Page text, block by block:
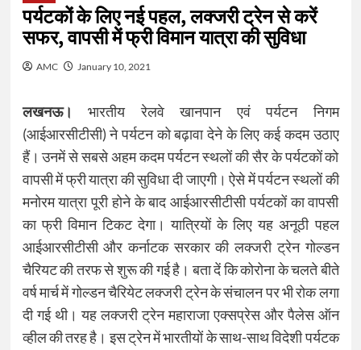
पर्यटकों के लिए नई पहल, लक्जरी ट्रेन से करें
सफर, वापसी में फ्री विमान यात्रा की सुविधा
AMC January 10, 2021
लखनऊ।
भारतीय रेलवे खानपान एवं पर्यटन निगम
(आईआरसीटीसी) ने पर्यटन को बढ़ावा देने के लिए कई कदम उठाए
हैं। उनमें से सबसे अहम कदम पर्यटन स्थलों की सैर के पर्यटकों को
वापसी में फ्री यात्रा की सुविधा दी जाएगी। ऐसे में पर्यटन स्थलों की
मनोरम यात्रा पूरी होने के बाद आईआरसीटीसी पर्यटकों का वापसी
का फ्री विमान टिकट देगा। यात्रियों के लिए यह अनूठी पहल
आईआरसीटीसी और कर्नाटक सरकार की लक्जरी ट्रेन गोल्डन
चैरियट की तरफ से शुरू की गई है। बता दें कि कोरोना के चलते बीते
वर्ष मार्च में गोल्डन चैरियेट लक्जरी ट्रेन के संचालन पर भी रोक लगा
दी गई थी। यह लक्जरी ट्रेन महाराजा एक्सप्रेस और पैलेस ऑन
व्हील की तरह है। इस ट्रेन में भारतीयों के साथ-साथ विदेशी पर्यटक